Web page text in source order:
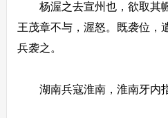
杨渥之去宣州也，欲取其
王茂章不与，渥怒。既袭位，
兵袭之。
湖南兵寇淮南，淮南牙内指